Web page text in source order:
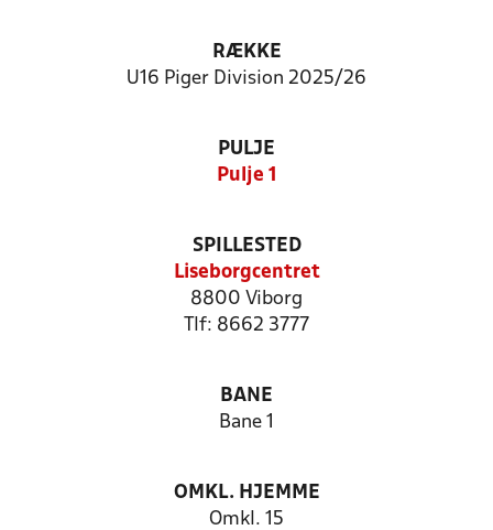
RÆKKE
U16 Piger Division 2025/26
PULJE
Pulje 1
SPILLESTED
Liseborgcentret
8800 Viborg
Tlf: 8662 3777
BANE
Bane 1
OMKL. HJEMME
Omkl. 15